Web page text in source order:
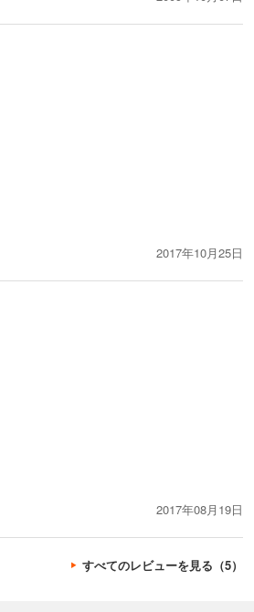
2017年10月25日
2017年08月19日
すべてのレビューを見る（5）